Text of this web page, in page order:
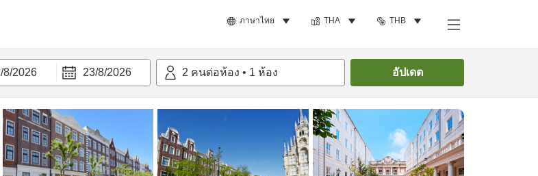
ภาษาไทย THA THB
8/2026 23/8/2026 2 คนต่อห้อง • 1 ห้อง อัปเดต
ค้นหาห้องพัก